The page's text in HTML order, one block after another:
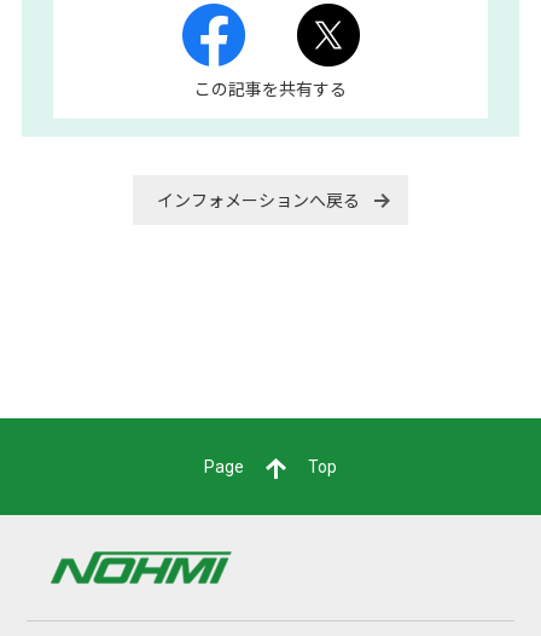
この記事を共有する
インフォメーションへ戻る
Page Top